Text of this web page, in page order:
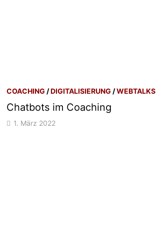
COACHING /DIGITALISIERUNG /WEBTALKS
Chatbots im Coaching
1. März 2022